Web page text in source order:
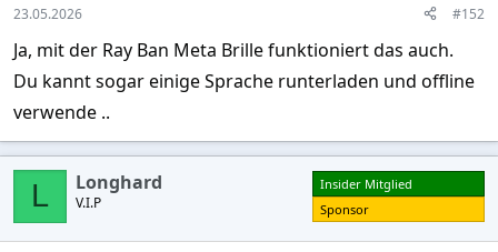
23.05.2026 #152
Ja, mit der Ray Ban Meta Brille funktioniert das auch.
Du kannt sogar einige Sprache runterladen und offline
verwende ..
L Longhard
V.I.P
Insider Mitglied
Sponsor